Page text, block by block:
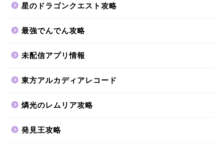
星のドラゴンクエスト攻略
最強でんでん攻略
未配信アプリ情報
東方アルカディアレコード
燐光のレムリア攻略
発見王攻略